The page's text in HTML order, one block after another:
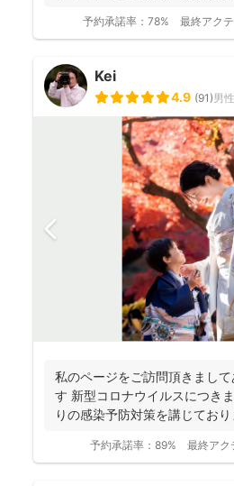
予約承諾率： 78% 最終アクテ
Kei
4.9 (91)男性
私のページをご訪問頂きまし
す 新型コロナウイルスにつき
りの感染予防対策を講じてお
予約承諾率： 89% 最終アク